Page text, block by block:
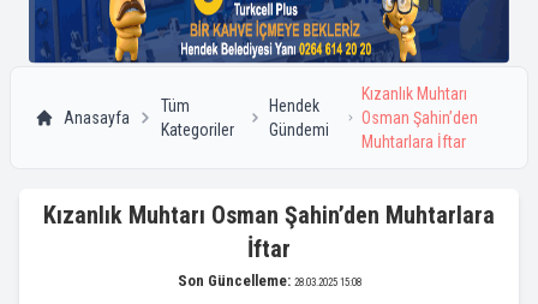
Anasayfa
Tüm
Kategoriler
Hendek
Gündemi
Kızanlık Muhtarı
Osman Şahin’den
Muhtarlara İftar
Kızanlık Muhtarı Osman Şahin’den Muhtarlara
İftar
Son Güncelleme: 28.03.2025 15:08